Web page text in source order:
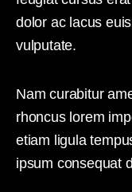
dolor ac lacus
vulputate.
Nam curabitur
rhoncus lorem
etiam ligula
ipsum consequat